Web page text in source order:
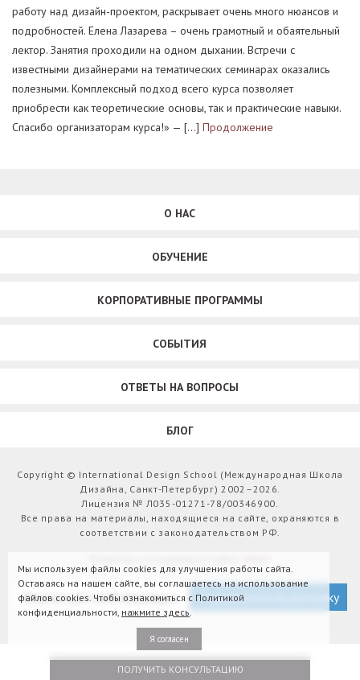
работу над дизайн-проектом, раскрывает очень много нюансов и
подробностей. Елена Лазарева – очень грамотный и обаятельный
лектор. Занятия проходили на одном дыхании. Встречи с
известными дизайнерами на тематических семинарах оказались
полезными. Комплексный подход всего курса позволяет
приобрести как теоретические основы, так и практические навыки.
Спасибо организаторам курса!» — […] Продолжение
О НАС
ОБУЧЕНИЕ
КОРПОРАТИВНЫЕ ПРОГРАММЫ
СОБЫТИЯ
ОТВЕТЫ НА ВОПРОСЫ
БЛОГ
Copyright © International Design School (Международная Школа
Дизайна, Санкт-Петербург) 2002–2026.
Лицензия № Л035-01271-78/00346900.
Все права на материалы, находящиеся на сайте, охраняются в
соответствии с законодательством РФ.
Версия для слабовидящих Подписаться на рассылку
ПОЛУЧИТЬ КОНСУЛЬТАЦИЮ
Мы используем файлы cookies для улучшения работы сайта.
Оставаясь на нашем сайте, вы соглашаетесь на использование
файлов cookies. Чтобы ознакомиться с Политикой
конфиденциальности, нажмите здесь.
Я согласен